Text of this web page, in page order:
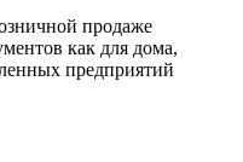
продаже
как для дома,
предприятий